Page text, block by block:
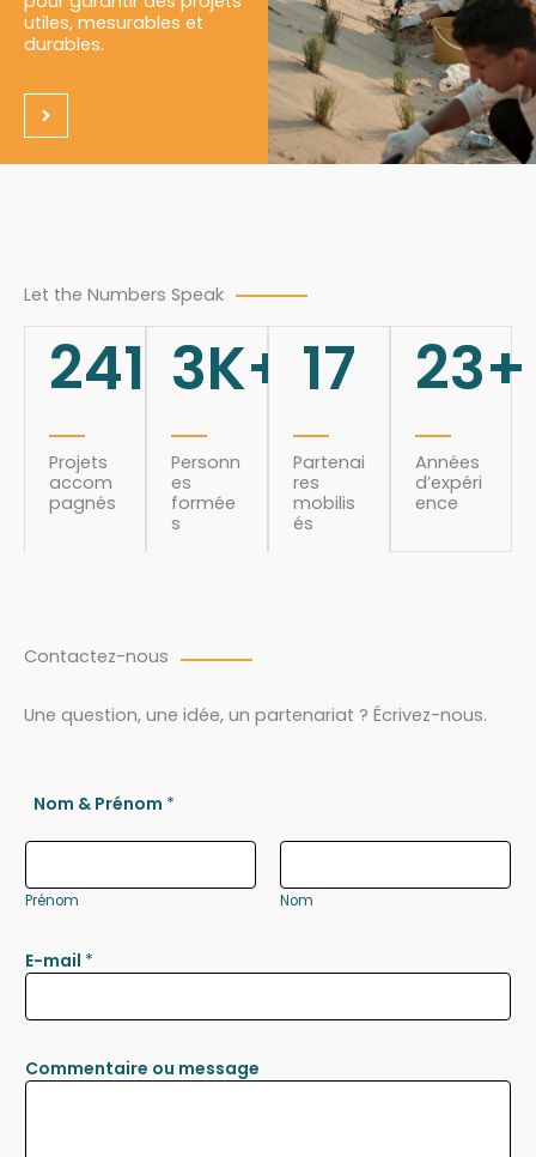
Let the Numbers Speak
utiles, mesurables et
durables.
241
Projets
accom
pagnés
3K+
Personn
es
formée
s
17
Partenai
res
mobilis
és
23+
Années
d’expéri
ence
Contactez-nous
Une question, une idée, un partenariat ? Écrivez-nous.
Nom & Prénom *
Prénom Nom
E-mail *
Commentaire ou message